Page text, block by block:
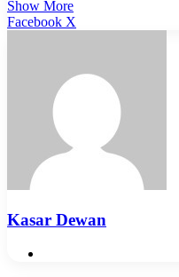
Show More
Facebook X
Kasar Dewan